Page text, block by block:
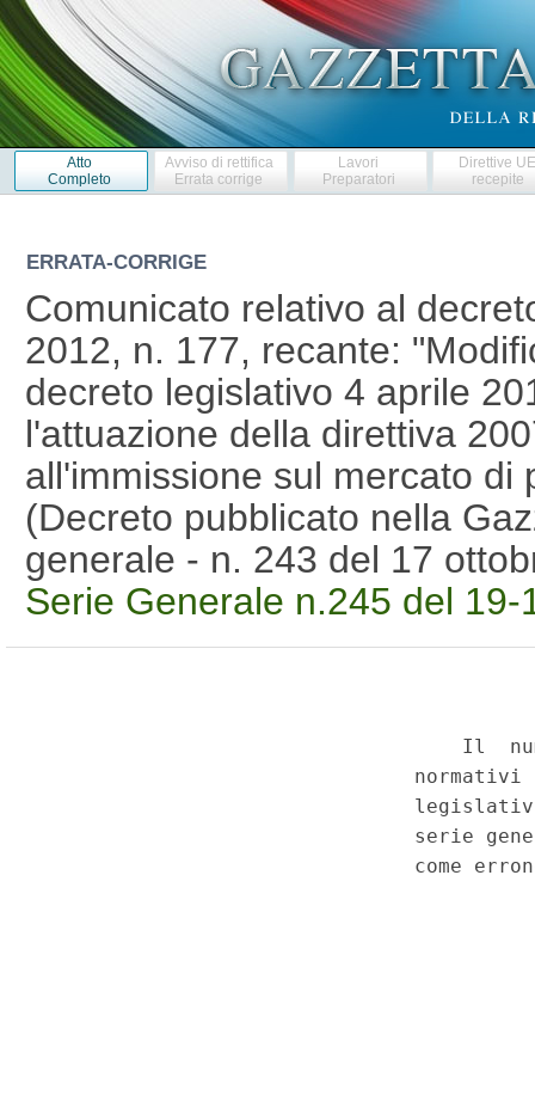
Atto
Completo
Avviso di rettifica
Errata corrige
Lavori
Preparatori
Direttive
recepite
ERRATA-CORRIGE
Comunicato relativo al
2012, n. 177, recante:
decreto legislativo 4 aprile
l'attuazione della direttiva
all'immissione sul mercato di
(Decreto pubblicato nella
generale - n. 243 del 17
Serie Generale n.245 del 19-